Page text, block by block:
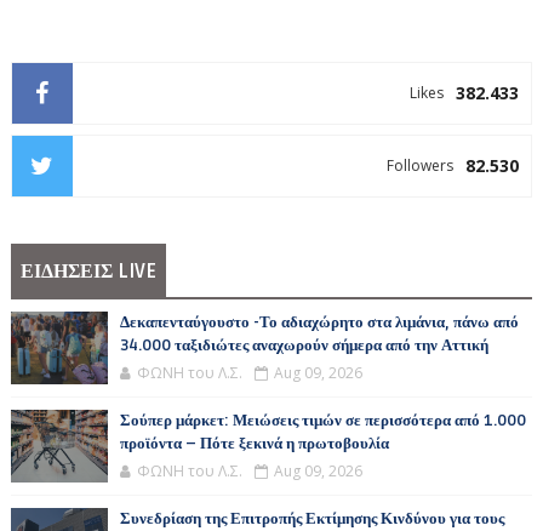
382.433
Likes
82.530
Followers
ΕΙΔΗΣΕΙΣ LIVE
Δεκαπενταύγουστο -Το αδιαχώρητο στα λιμάνια, πάνω από
34.000 ταξιδιώτες αναχωρούν σήμερα από την Αττική
ΦΩΝΗ του Λ.Σ. Aug 09, 2026
Σούπερ μάρκετ: Μειώσεις τιμών σε περισσότερα από 1.000
προϊόντα – Πότε ξεκινά η πρωτοβουλία
ΦΩΝΗ του Λ.Σ. Aug 09, 2026
Συνεδρίαση της Επιτροπής Εκτίμησης Κινδύνου για τους